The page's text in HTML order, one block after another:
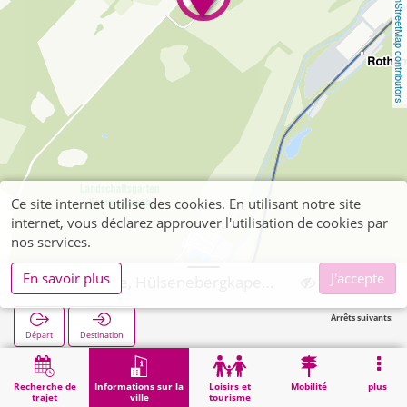
OpenStreetMap contributors
Recherche de
trajet
Informations sur la
ville
Loisirs et
tourisme
Mobilité plus
Départ Destination
Arrêts suivants:
Démarrage Informations sur la ville Langerwehe, Hülsenebergkapelle
Ce site internet utilise des cookies. En utilisant notre site
internet, vous déclarez approuver l'utilisation de cookies par
nos services.
En savoir plus
J'accepte